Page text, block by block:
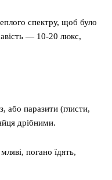
спектру, щоб було
— 10-20 люкс,
або паразити (глисти,
дрібними.
погано їдять,